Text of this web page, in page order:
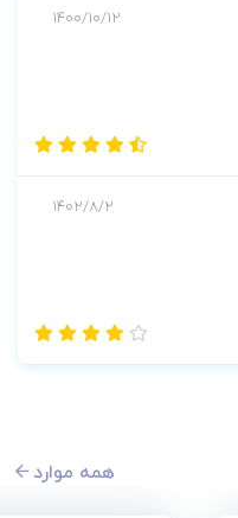
1400/10/12
1402/8/2
همه موارد